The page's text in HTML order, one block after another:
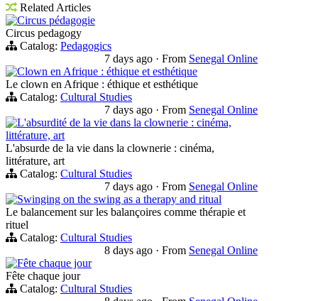
Related Articles
Circus pédagogie
Circus pedagogy
Catalog: Pedagogics
7 days ago · From Senegal Online
Clown en Afrique : éthique et esthétique
Le clown en Afrique : éthique et esthétique
Catalog: Cultural Studies
7 days ago · From Senegal Online
L'absurdité de la vie dans la clownerie : cinéma,
littérature, art
L'absurde de la vie dans la clownerie : cinéma,
littérature, art
Catalog: Cultural Studies
7 days ago · From Senegal Online
Swinging on the swing as a therapy and ritual
Le balancement sur les balançoires comme thérapie et
rituel
Catalog: Cultural Studies
8 days ago · From Senegal Online
Fête chaque jour
Fête chaque jour
Catalog: Cultural Studies